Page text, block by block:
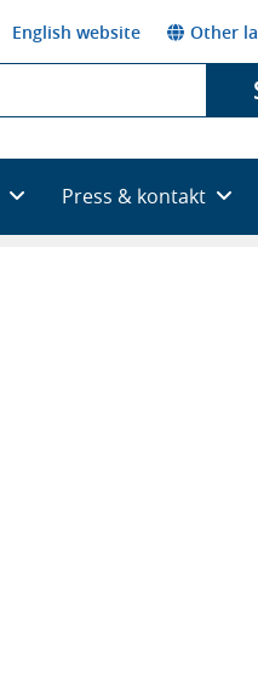
English website Other
Press & kontakt